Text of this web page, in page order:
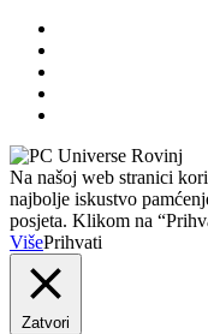
Na našoj web stranici
najbolje iskustvo
posjeta. Klikom na
VišePrihvati
Zatvori